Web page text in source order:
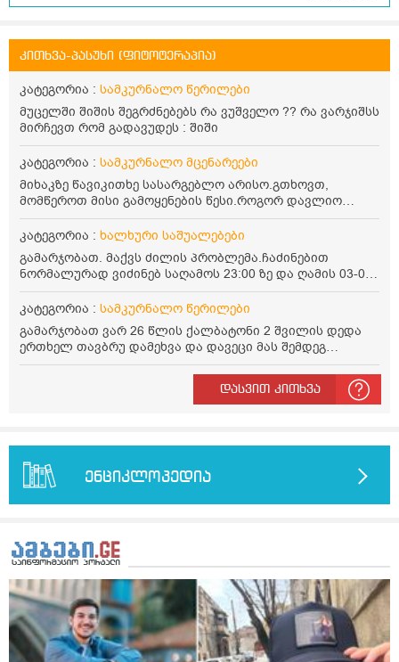
კითხვა-პასუხი (ფიტოტერაპია)
კატეგორია : სამკურნალო წერილები
მუცელში შიშის შეგრძნებებს რა ვუშველო ?? რა ვარჯიშსს
მირჩევთ რომ გადავუდეს : შიში
კატეგორია : სამკურნალო მცენარეები
მიხაკზე წავიკითხე სასარგებლო არისო.გთხოვთ,
მომწეროთ მისი გამოყენების წესი.როგორ დავლიო
მიხაკის ჩაი. ასევე მაინტერესებს ლეიკოციტები მაქვს
ოდნავ დაბალი და წავიკითხე ლეიკოციტების დონეს
მაღლა წევსო და ასეა?
კატეგორია : ხალხური საშუალებები
გამარჯობათ. მაქვს ძილის პრობლემა.ჩაძინებით
ნორმალურად ვიძინებ საღამოს 23:00 ზე და ღამის 03-00
ან 04:00 საათზე მეღვიძება და მერე ვერ ვიძინებ
ვერაფრით.რამე ხალხური საშუალება თუ არის ამ
პრობლემის მოსაგვარებლად
კატეგორია : სამკურნალო წერილები
გამარჯობათ ვარ 26 წლის ქალბატონი 2 შვილის დედა
ერთხელ თავბრუ დამეხვა და დავეცი მას შემდეგ
დამეწყო შიშები ვეღარ გავდიოდი გარეთ რადგან ისევ
ასე ცუდად არ გავხდარიყავი ყურის ანთება მქონდა
მაშინ როგორც გაირკვა მას შემსეგ გავიდა 1 წელზე
სმაგაზეხ კი ცუდად ვხდებოდი ეხლა როგორმე გავდივარ
ბაღში ჯოხში ზოგჯერ მაქვს შეგრძნება მიწა მეცლება
ფეხებიდან და ჯოხზე უნდა დავეყრდნო აუცილებლად
არვიხი როგორ მოვიქცე რა გავაკეთო ასევე დამეწყო
შიშები უაზროდ შფოთვა რომ ვეღარ გავალ გაერთ
ძალაინ მგრძნობიარე ყველაფერზე მეტირება ( ვინმერ
რომ ჩხუბობს ცუდად ვხდები შიშები მეწყება ეგრევე (
ასევე მაქვს დანგრეული ოჯახი 7 თვეა 5წლიანი
ქორწინება დასრულებული იყო ღალატი პატიებები
მანიპულაციები რომ თავს მოიკლავდა თუ წამოვიდოდი
მისგან ეს ტოქსიკური ურთიერთობა დავასრულე ეხლა
ისებ ასე ვარ თავბრუხვევებით და როგორ მოვიქცეე
არვიცი ბოდიში ცოყა არულად მიწერია
დასვით კითხვა
ენციკლოპედია